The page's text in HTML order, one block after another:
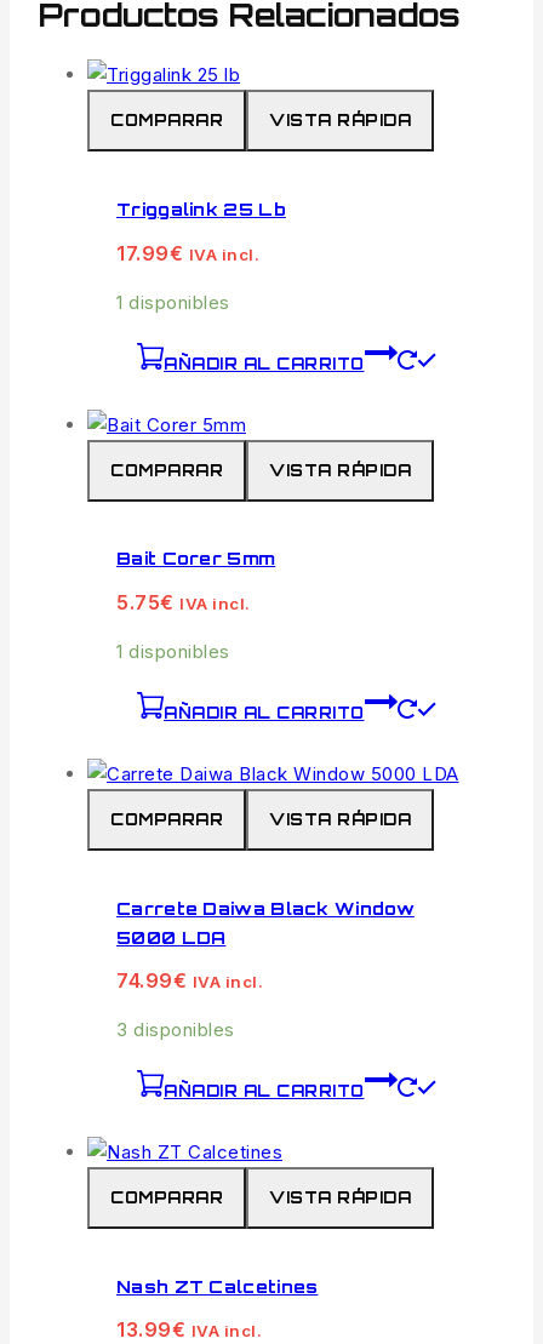
Productos Relacionados
COMPARAR VISTA RÁPIDA
Triggalink 25 Lb
17.99€ IVA incl.
1 disponibles
AÑADIR AL CARRITO
COMPARAR VISTA RÁPIDA
Bait Corer 5mm
5.75€ IVA incl.
1 disponibles
AÑADIR AL CARRITO
COMPARAR VISTA RÁPIDA
Carrete Daiwa Black Window
5000 LDA
74.99€ IVA incl.
3 disponibles
AÑADIR AL CARRITO
COMPARAR VISTA RÁPIDA
Nash ZT Calcetines
13.99€ IVA incl.